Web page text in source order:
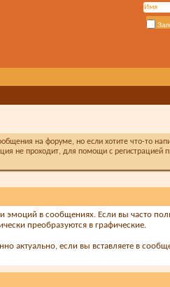
на форуме, но если хотите что-то
проходит, для помощи с регистрацией
в сообщениях. Если вы часто
преобразуются в графические.
актуально, если вы вставляете в